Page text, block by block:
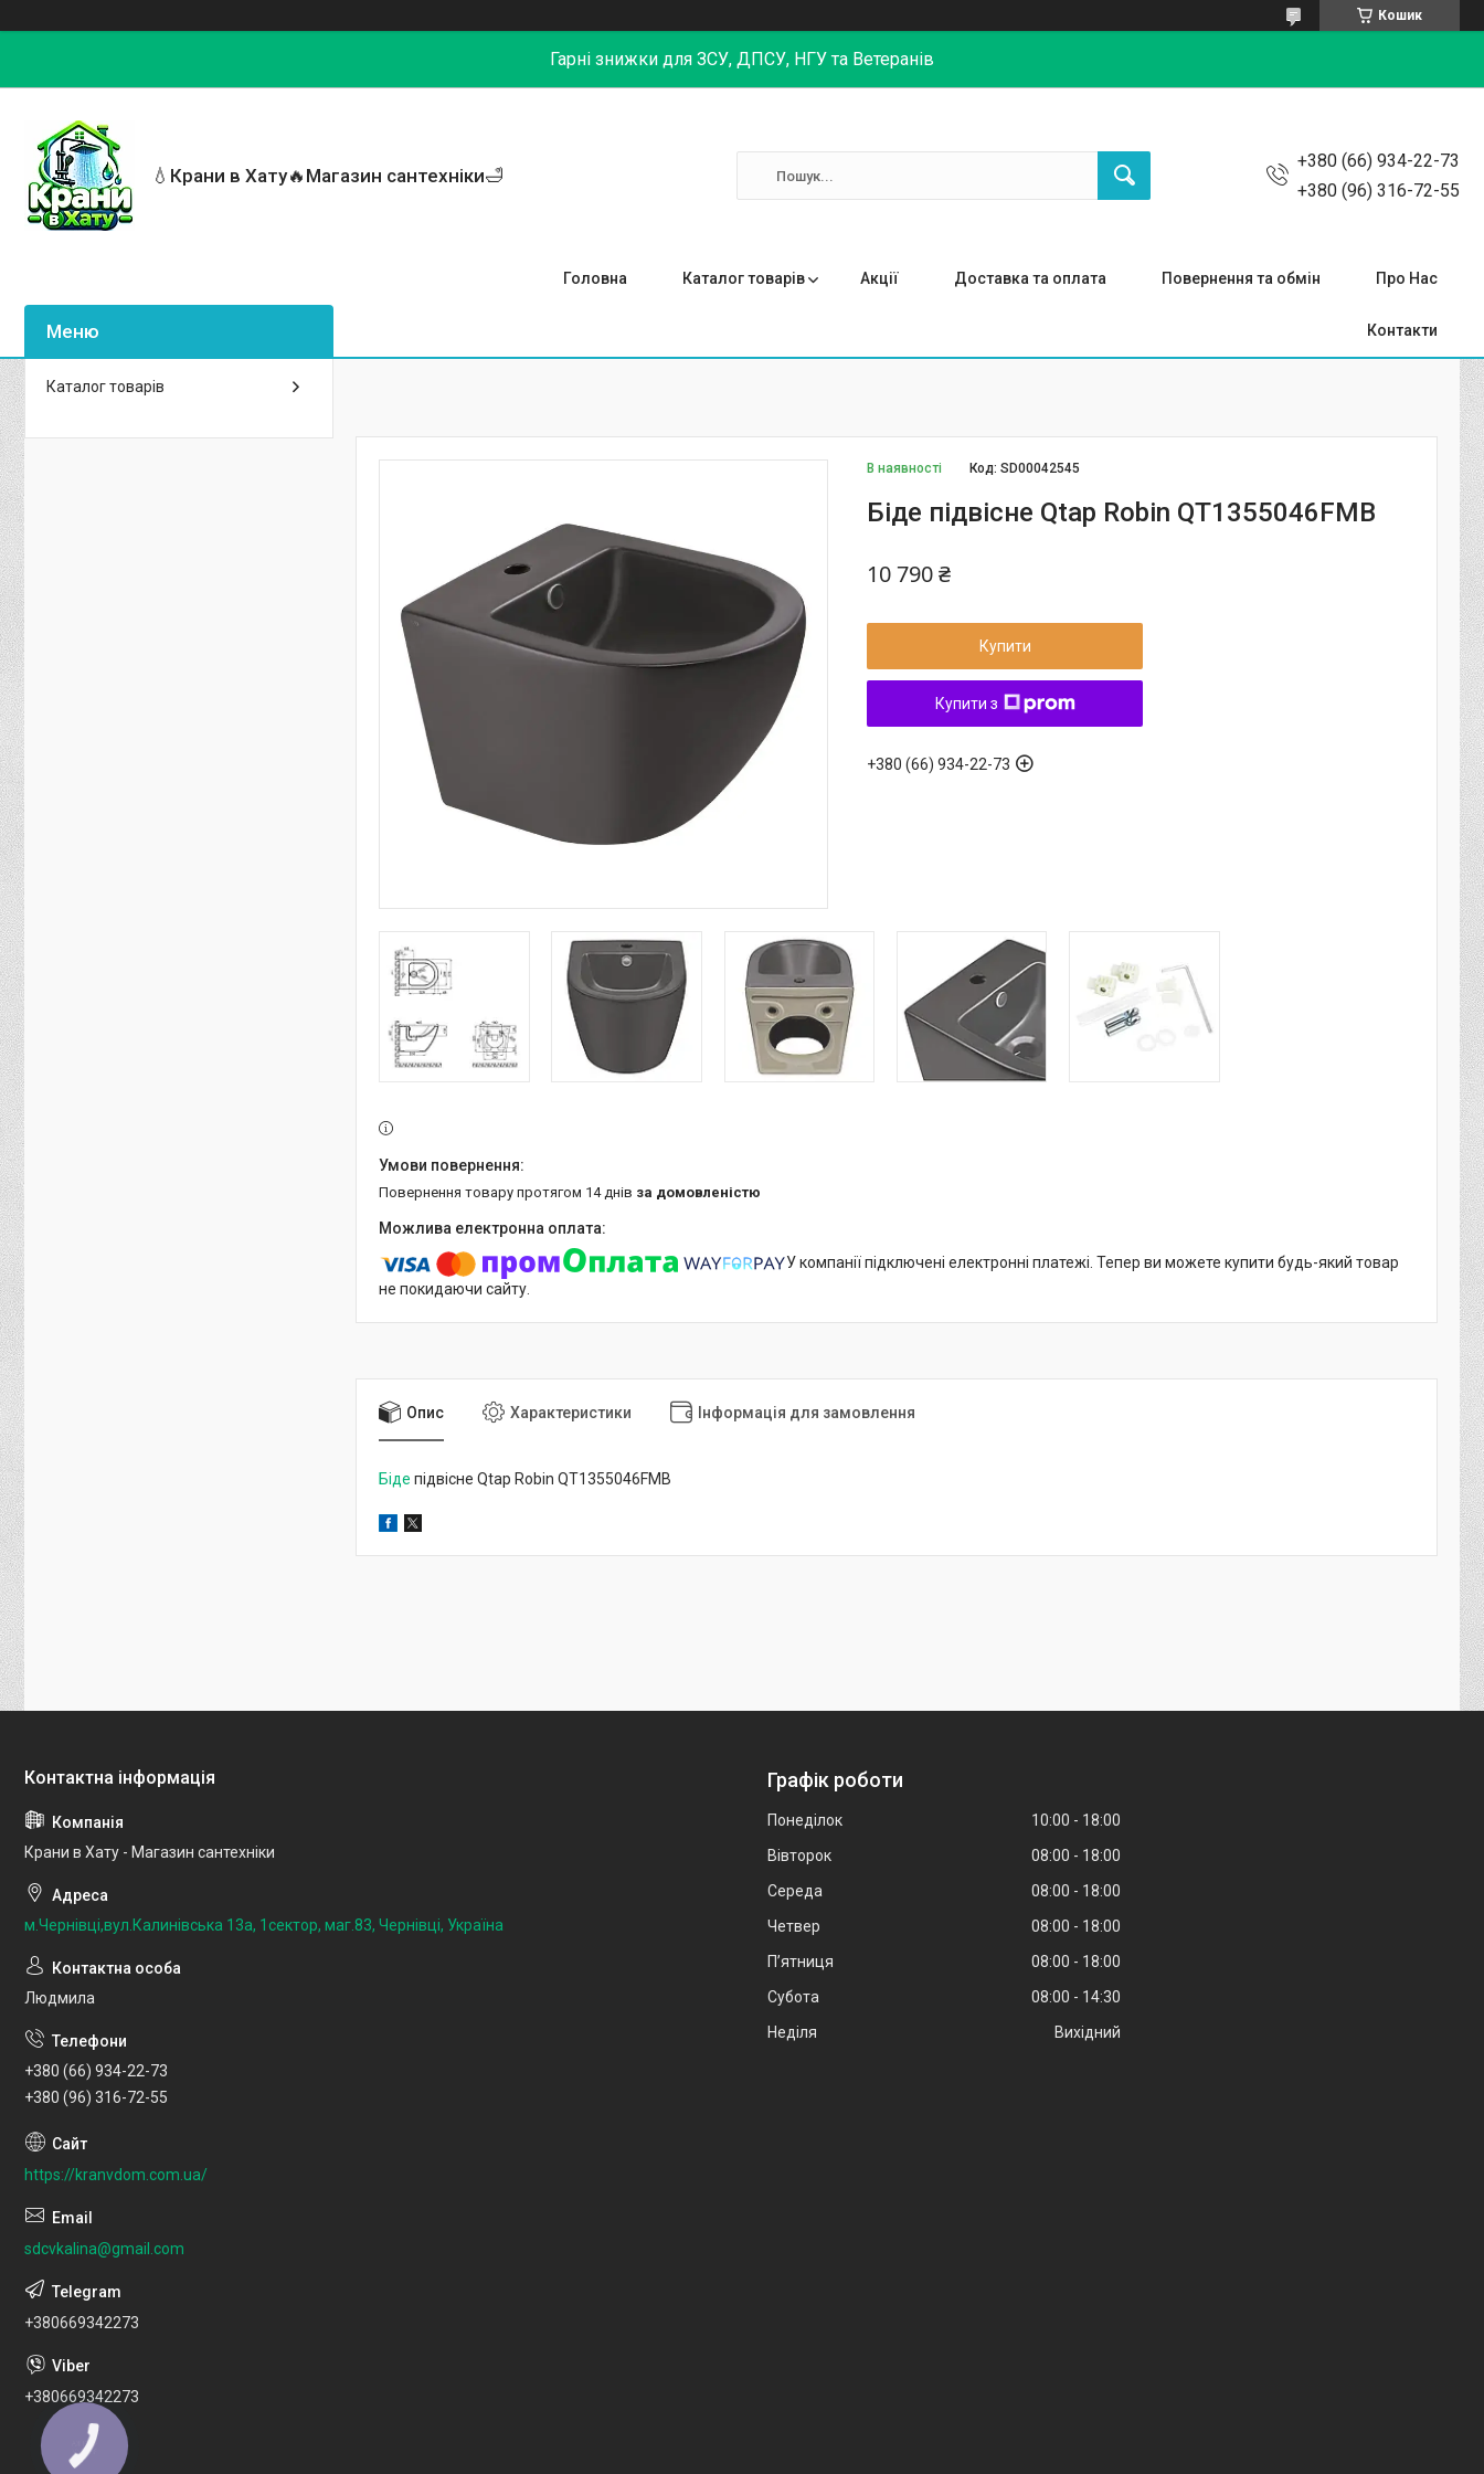
Кошик
Гарні знижки для ЗСУ, ДПСУ, НГУ та Ветеранів
💧Крани в Хату🔥Магазин сантехніки🛁
+380 (66) 934-22-73
+380 (96) 316-72-55
Головна Каталог товарів Акції Доставка та оплата Повернення та обмін Про Нас
Контакти
В наявності Код:SD00042545
Біде підвісне Qtap Robin QT1355046FMB
10 790 ₴
Купити
Купити з
+380 (66) 934-22-73
повернення товару протягом 14 днів за домовленістю
У компанії підключені електронні платежі. Тепер ви можете купити будь-який товар
не покидаючи сайту.
Опис Характеристики Інформація для замовлення
Біде підвісне Qtap Robin QT1355046FMB
Каталог товарів
Крани в Хату - Магазин сантехніки
м.Чернівці,вул.Калинівська 13а, 1сектор, маг.83, Чернівці, Україна
Людмила
+380 (66) 934-22-73
+380 (96) 316-72-55
https://kranvdom.com.ua/
sdcvkalina@gmail.com
+380669342273
+380669342273
Графік роботи
Понеділок 10:00
18:00
Вівторок
08:00
18:00
Середа
08:00
18:00
Четвер
08:00
18:00
Пʼятниця
08:00
18:00
Субота
08:00
14:30
Неділя
Вихідний
КНОПКА
ЗВ'ЯЗКУ